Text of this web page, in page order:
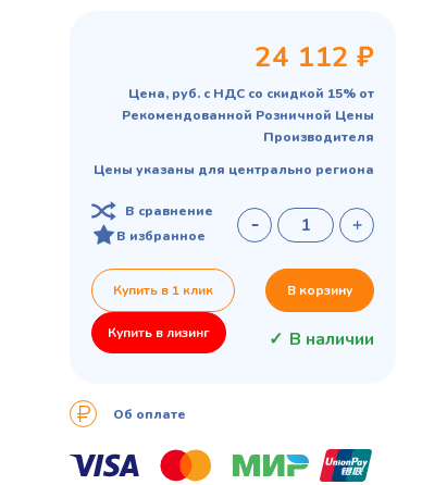
24 112 ₽
Цена, руб. с НДС со скидкой 15% от
Рекомендованной Розничной Цены
Производителя
Цены указаны для центрально региона
В сравнение
В избранное
Купить в 1 клик В корзину
Купить в лизинг В наличии
Об оплате